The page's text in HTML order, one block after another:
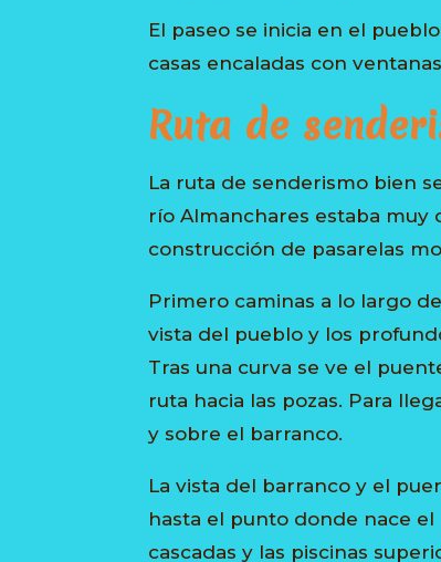
El paseo se inicia en el
casas encaladas con
Ruta de
La ruta de senderismo bien
río Almanchares estaba muy
construcción de pasarelas
Primero caminas a lo largo
vista del pueblo y los
Tras una curva se ve el
ruta hacia las pozas. Para
y sobre el barranco.
La vista del barranco y el
hasta el punto donde nace el
cascadas y las piscinas